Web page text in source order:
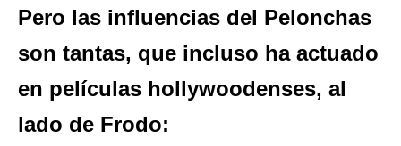
Pero las influencias del Pelonchas
son tantas, que incluso ha actuado
en películas hollywoodenses, al
lado de Frodo: